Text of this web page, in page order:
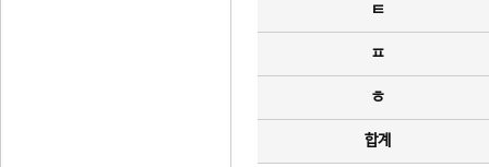
ㅌ
ㅍ
ㅎ
합계